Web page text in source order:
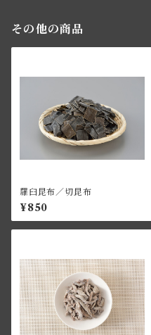
その他の商品
羅臼昆布／切昆布
¥850